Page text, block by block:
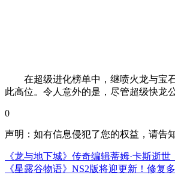
在超级进化榜单中，继喷火龙与宝石
此高位。令人意外的是，尽管超级快龙
0
声明：如有信息侵犯了您的权益，请告
《龙与地下城》传奇编辑蒂姆·卡斯逝世
《星露谷物语》NS2版将迎更新！修复